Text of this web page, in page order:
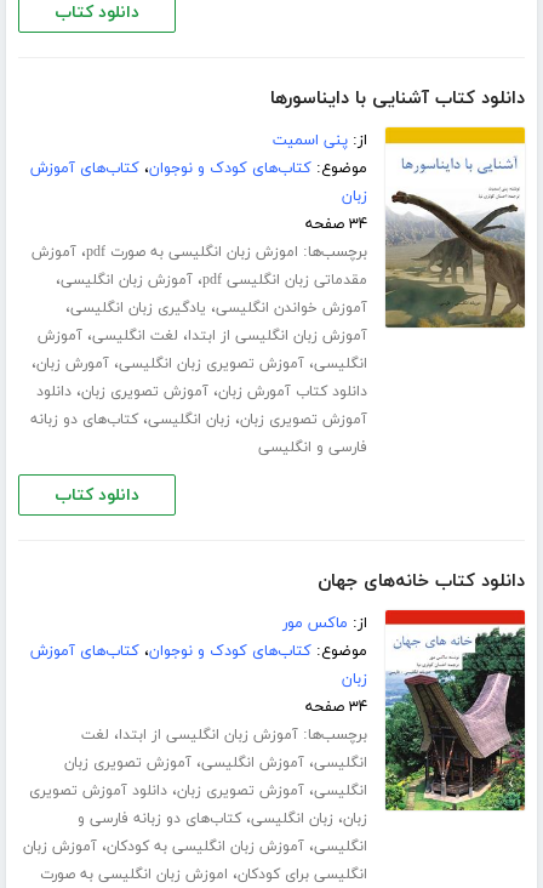
دانلود کتاب
دانلود کتاب آشنایی با دایناسورها
از:پنی اسمیت
موضوع:کتاب‌های کودک و نوجوان،کتاب‌های آموزش
زبان
۳۴ صفحه
برچسب‌ها: اموزش زبان انگلیسی به صورت pdf ،آموزش
مقدماتی زبان انگلیسی pdf
،آموزش زبان انگلیسی،
آموزش خواندن انگلیسی، یادگیری زبان انگلیسی،
آموزش زبان انگلیسی از ابتدا، لغت انگلیسی،آموزش
انگلیسی،آموزش تصویری زبان انگلیسی،آمورش زبان،
دانلود کتاب آمورش زبان،آموزش تصویری زبان،دانلود
آموزش تصویری زبان، زبان انگلیسی،کتاب‌های دو زبانه
فارسی و انگلیسی
دانلود کتاب
دانلود کتاب خانه‌های جهان
از: ماکس مور
موضوع:کتاب‌های کودک و نوجوان،کتاب‌های آموزش
زبان
۳۴ صفحه
برچسب‌ها:آموزش زبان انگلیسی از ابتدا، لغت
انگلیسی،آموزش انگلیسی،آموزش تصویری زبان
انگلیسی،آموزش تصویری زبان،دانلود آموزش تصویری
زبان، زبان انگلیسی،کتاب‌های دو زبانه فارسی و
انگلیسی،آموزش زبان انگلیسی به کودکان،آموزش زبان
انگلیسی برای کودکان، اموزش زبان انگلیسی به صورت